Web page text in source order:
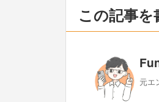
この記事を
元エ